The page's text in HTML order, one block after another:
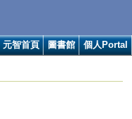
元智首頁 圖書館 個人Portal